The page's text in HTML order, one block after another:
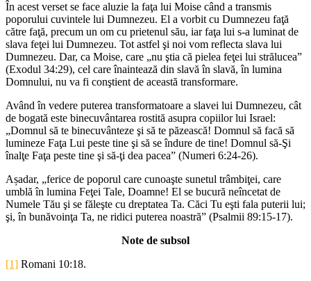
În acest verset se face aluzie la faţa lui Moise când a transmis
poporului cuvintele lui Dumnezeu. El a vorbit cu Dumnezeu faţă
către faţă, precum un om cu prietenul său, iar faţa lui s-a luminat de
slava feţei lui Dumnezeu. Tot astfel şi noi vom reflecta slava lui
Dumnezeu. Dar, ca Moise, care „nu ştia că pielea feţei lui strălucea”
(Exodul 34:29), cel care înaintează din slavă în slavă, în lumina
Domnului, nu va fi conştient de această transformare.
Având în vedere puterea transformatoare a slavei lui Dumnezeu, cât
de bogată este binecuvântarea rostită asupra copiilor lui Israel:
„Domnul să te binecuvânteze şi să te păzească! Domnul să facă să
lumineze Faţa Lui peste tine şi să se îndure de tine! Domnul să-Şi
înalţe Faţa peste tine şi să-ţi dea pacea” (Numeri 6:24-26).
Așadar, „ferice de poporul care cunoaşte sunetul trâmbiţei, care
umblă în lumina Feţei Tale, Doamne! El se bucură neîncetat de
Numele Tău şi se făleşte cu dreptatea Ta. Căci Tu eşti fala puterii lui;
şi, în bunăvoinţa Ta, ne ridici puterea noastră” (Psalmii 89:15-17).
Note de subsol
[1] Romani 10:18.